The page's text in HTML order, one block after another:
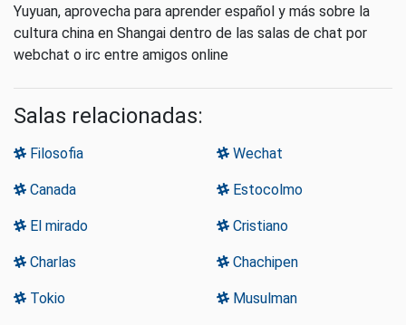
Yuyuan, aprovecha para aprender español y más sobre la
cultura china en Shangai dentro de las salas de chat por
webchat o irc entre amigos online
Salas relacionadas:
Filosofia Wechat
Canada Estocolmo
El mirado Cristiano
Charlas Chachipen
Tokio Musulman